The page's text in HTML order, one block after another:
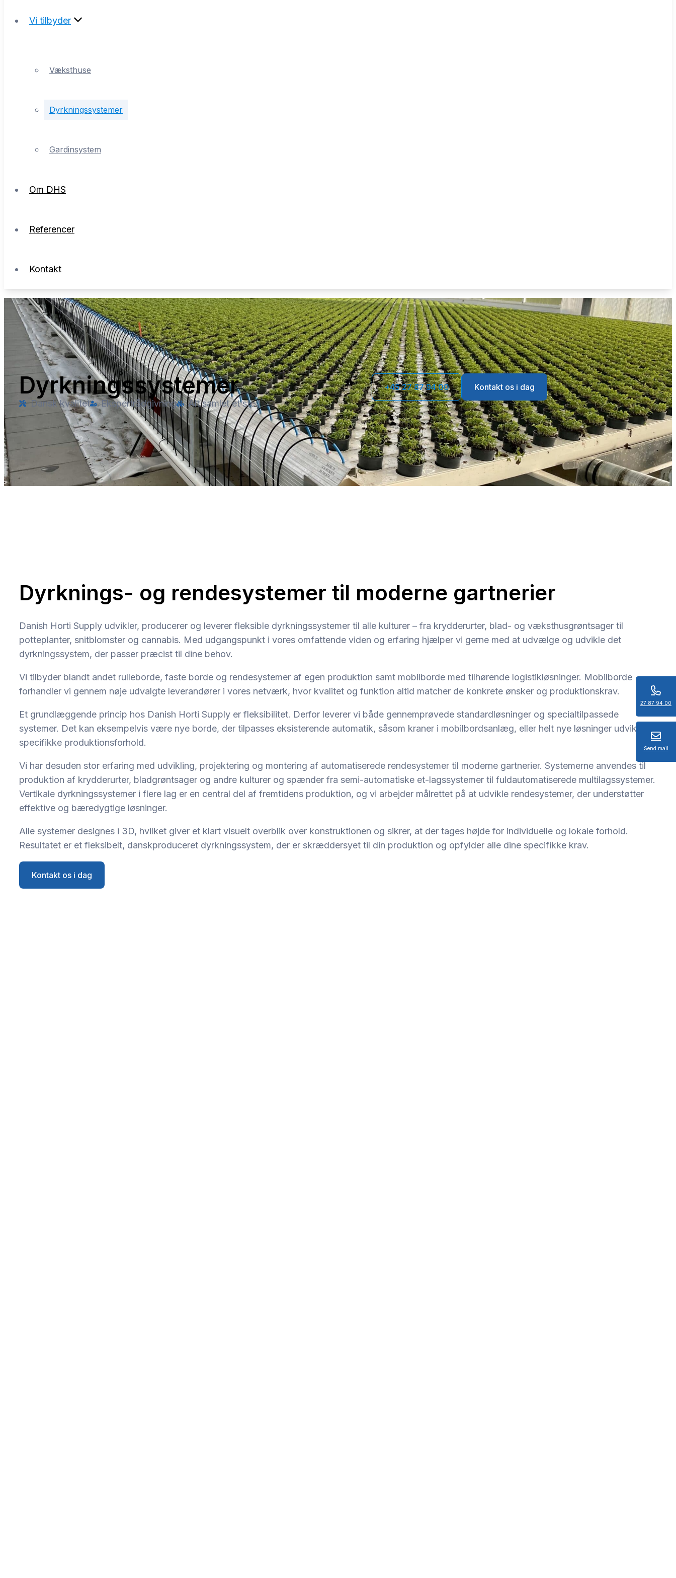
Væksthuse
Dyrkningssystemer
Gardinsystem
Om DHS
Referencer
Vi tilbyder
Væksthuse
Dyrkningssystemer
Gardinsystem
Om DHS
Referencer
Kontakt
Dyrkningssystemer
Dansk kvalitet Ekspertrådgivning Alt samlet ét sted
+45 27 87 94 00 Kontakt os i dag
Dyrknings- og rendesystemer til moderne gartnerier
Danish Horti Supply udvikler, producerer og leverer fleksible dyrkningssystemer til alle kulturer – fra krydderurter, blad- og væksthusgrøntsager til
potteplanter, snitblomster og cannabis. Med udgangspunkt i vores omfattende viden og erfaring hjælper vi gerne med at udvælge og udvikle det
dyrkningssystem, der passer præcist til dine behov.
Vi tilbyder blandt andet rulleborde, faste borde og rendesystemer af egen produktion samt mobilborde med tilhørende logistikløsninger. Mobilborde
forhandler vi gennem nøje udvalgte leverandører i vores netværk, hvor kvalitet og funktion altid matcher de konkrete ønsker og produktionskrav.
Et grundlæggende princip hos Danish Horti Supply er fleksibilitet. Derfor leverer vi både gennemprøvede standardløsninger og specialtilpassede
systemer. Det kan eksempelvis være nye borde, der tilpasses eksisterende automatik, såsom kraner i mobilbordsanlæg, eller helt nye løsninger udviklet til
specifikke produktionsforhold.
Vi har desuden stor erfaring med udvikling, projektering og montering af automatiserede rendesystemer til moderne gartnerier. Systemerne anvendes til
produktion af krydderurter, bladgrøntsager og andre kulturer og spænder fra semi-automatiske et-lagssystemer til fuldautomatiserede multilagssystemer.
Vertikale dyrkningssystemer i flere lag er en central del af fremtidens produktion, og vi arbejder målrettet på at udvikle rendesystemer, der understøtter
effektive og bæredygtige løsninger.
Alle systemer designes i 3D, hvilket giver et klart visuelt overblik over konstruktionen og sikrer, at der tages højde for individuelle og lokale forhold.
Resultatet er et fleksibelt, danskproduceret dyrkningssystem, der er skræddersyet til din produktion og opfylder alle dine specifikke krav.
Kontakt os i dag
27 87 94 00
Send mail